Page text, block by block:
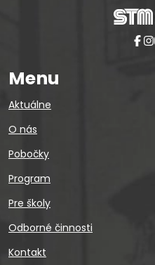
Menu
Aktuálne
O nás
Pobočky
Program
Pre školy
Odborné činnosti
Kontakt